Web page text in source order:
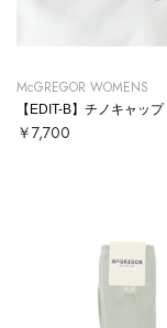
McGREGOR WOMENS
【EDIT-B】チノキャップ
￥7,700